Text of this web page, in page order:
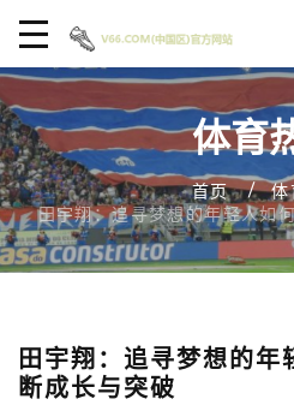
体育
首页
体
田宇翔：追寻梦想的年轻人如
田宇翔：追寻梦想的年
断成长与突破